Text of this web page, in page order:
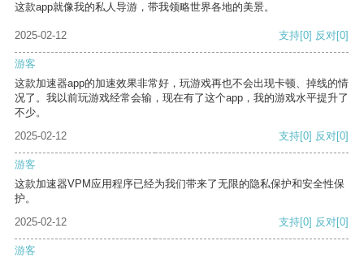
这款app就像我的私人导游，带我领略世界各地的美景。
2025-02-12 支持[0] 反对[0]
游客
这款加速器app的加速效果非常好，玩游戏再也不会出现卡顿、掉线的情
况了。我以前玩游戏经常会输，现在有了这个app，我的游戏水平提升了
不少。
2025-02-12
支持[0] 反对[0]
游客
这款加速器VPM应用程序已经为我们带来了无限的隐私保护和安全性保
护。
2025-02-12
支持[0] 反对[0]
游客